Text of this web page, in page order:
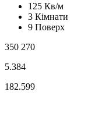
125 Кв/м
3 Кімнати
9 Поверх
350 270
5.384
182.599